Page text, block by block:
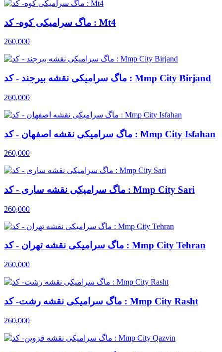
ماگ سرامیکی کوه- کد : Mt4
260,000
ماگ سرامیکی نقشه بیرجند - کد : Mmp City Birjand
260,000
ماگ سرامیکی نقشه اصفهان - کد : Mmp City Isfahan
260,000
ماگ سرامیکی نقشه ساری - کد : Mmp City Sari
260,000
ماگ سرامیکی نقشه تهران - کد : Mmp City Tehran
260,000
ماگ سرامیکی نقشه رشت- کد : Mmp City Rasht
260,000